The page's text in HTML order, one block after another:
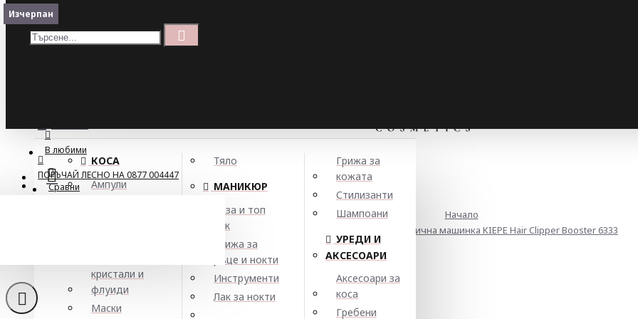
Меню
Кошница
В любими
Сравни
КОСА
Ампули
кристали и
флуиди
Маски
Тяло
МАНИКЮР
База и топ
лак
Грижа за
ръце и нокти
Инструменти
Лак за нокти
Грижа за
кожата
Стилизанти
Шампоани
УРЕДИ И
АКСЕСОАРИ
Аксесоари за
коса
Гребени
ПОРЪЧАЙ ЛЕСНО НА 0877 004447
Начало
Професионална безжична машинка KIEPE Hair Clipper Booster 6333
Изчерпан